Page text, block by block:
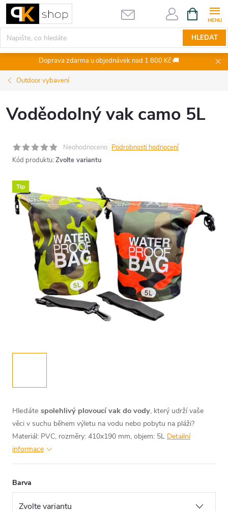
Přejít
obsah
HLEDAT
NÁKUPNÍ
KOŠÍK
Doprava zdarma u objednávek nad 1 800 Kč 🚚
Outdoor vybavení
Voděodolný vak camo 5L
Neohodnoceno Podrobnosti hodnocení
Kód produktu: Zvolte variantu
Tip
Hledáte spolehlivý plovoucí vak do vody, který udrží vaše
věci v suchu během výletu na vodu nebo pobytu na pláži?
Materiál: PVC, rozměry: 410x190 mm, objem: 5L Detailní
informace
Barva